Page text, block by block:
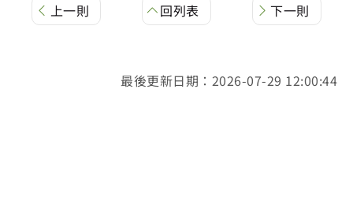
上一則 回列表 下一則
最後更新日期：2026-07-29 12:00:44